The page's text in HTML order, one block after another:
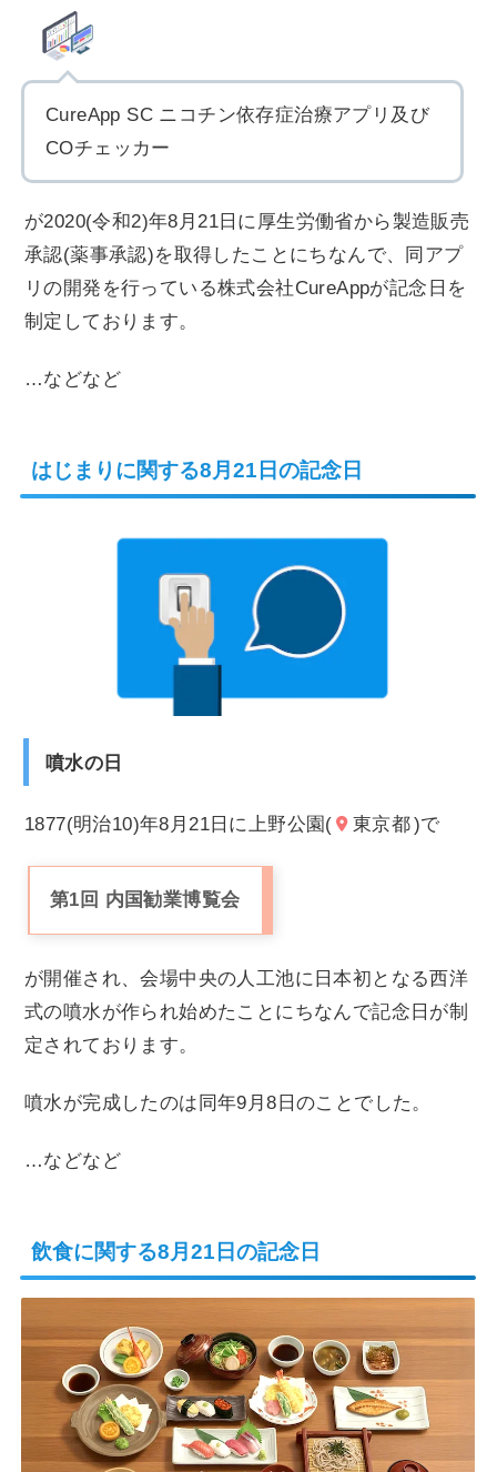
CureApp SC ニコチン依存症治療アプリ及び
COチェッカー
が2020(令和2)年8月21日に厚生労働省から製造販売
承認(薬事承認)を取得したことにちなんで、同アプ
リの開発を行っている株式会社CureAppが記念日を
制定しております。
…などなど
はじまりに関する8月21日の記念日
噴水の日
1877(明治10)年8月21日に上野公園( 東京都)で
第1回 内国勧業博覧会
が開催され、会場中央の人工池に日本初となる西洋
式の噴水が作られ始めたことにちなんで記念日が制
定されております。
噴水が完成したのは同年9月8日のことでした。
…などなど
飲食に関する8月21日の記念日